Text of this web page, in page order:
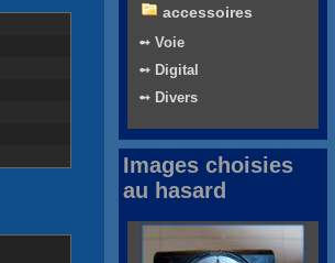
accessoires
➻ Voie
➻ Digital
➻ Divers
Images choisies
au hasard